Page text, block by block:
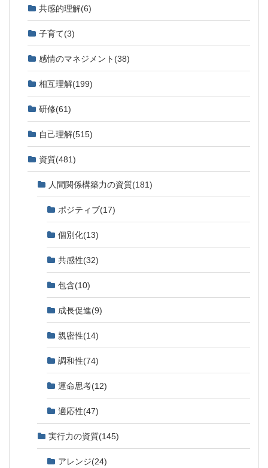
共感的理解(6)
子育て(3)
感情のマネジメント (38)
相互理解(199)
研修(61)
自己理解(515)
資質(481)
人間関係構築力の資質(181)
ポジティブ(17)
個別化(13)
共感性(32)
包含(10)
成長促進(9)
親密性(14)
調和性(74)
運命思考(12)
適応性(47)
実行力の資質(145)
アレンジ(24)